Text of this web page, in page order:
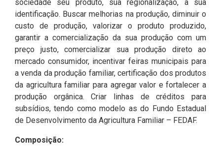
sociedade seu produto, sua regionalização, a sua
identificação. Buscar melhorias na produção, diminuir o
custo de produção, valorizar o produto produzido,
garantir a comercialização da sua produção com um
preço justo, comercializar sua produção direto ao
mercado consumidor, incentivar feiras municipais para
a venda da produção familiar, certificação dos produtos
da agricultura familiar para agregar valor e fortalecer a
produção orgânica. Criar linhas de créditos para
subsídios, tendo como modelo as do Fundo Estadual
de Desenvolvimento da Agricultura Familiar – FEDAF.
Composição: